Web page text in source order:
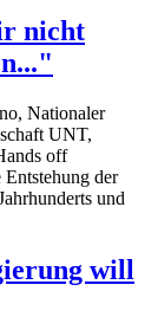
nicht
Nationaler
UNT,
off
der
und
will